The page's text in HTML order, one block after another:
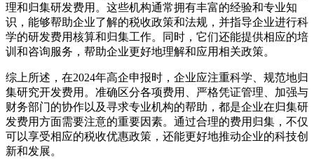
理和归集研发费用。这些机构通常拥有丰富的经验和专业知
识，能够帮助企业了解的税收政策和法规，并指导企业进行科
学的研发费用核算和归集工作。同时，它们还能提供相应的培
训和咨询服务，帮助企业更好地理解和应用相关政策。
综上所述，在2024年高企申报时，企业应注重科学、规范地归
集研究开发费用。准确区分各项费用、严格凭证管理、加强与
财务部门的协作以及寻求专业机构的帮助，都是企业在归集研
发费用方面需要注意的重要因素。通过合理的费用归集，不仅
可以享受相应的税收优惠政策，还能更好地推动企业的科技创
新和发展。